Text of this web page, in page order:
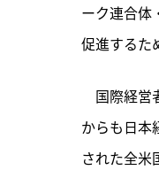
ーク連合体
促進するた
国際経営
からも日本
された全米